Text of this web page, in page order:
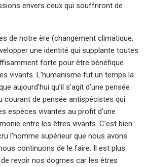
envers ceux qui souffriront de
de notre ère (changement climatique,
une identité qui supplante toutes
forte pour être bénéfique
vivants. L’humanisme fut un temps la
aujourd’hui qu’il s’agit d’une pensée
courant de pensée antispécistes qui
espèces vivantes au profit d’une
entre les êtres vivants. C’est bien
l’homme supérieur que nous avons
continuons de le faire. Il est plus
de revoir nos dogmes car les êtres